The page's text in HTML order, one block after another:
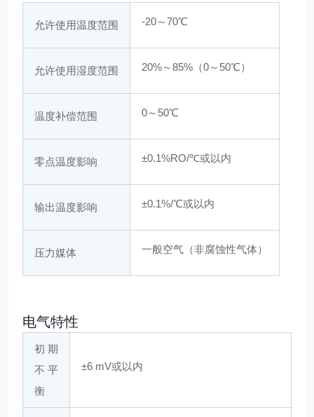
允许使用温度范围 -20～70℃
允许使用湿度范围 20%～85%（0～50℃）
温度补偿范围 0～50℃
零点温度影响 ±0.1%RO/℃或以内
输出温度影响 ±0.1%/℃或以内
压力媒体 一般空气（非腐蚀性气体）
电气特性
初期
不平
衡
±6 mV或以内